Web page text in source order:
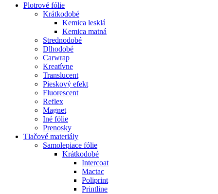
Plotrové fólie
Krátkodobé
Kemica lesklá
Kemica matná
Strednodobé
Dlhodobé
Carwrap
Kreatívne
Translucent
Pieskový efekt
Fluorescent
Reflex
Magnet
Iné fólie
Prenosky
Tlačové materiály
Samolepiace fólie
Krátkodobé
Intercoat
Mactac
Poliprint
Printline